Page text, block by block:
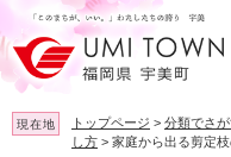
ー
ジ
の
先
頭
ニ
ュ
ー
を
飛
現在地 トップページ > 分類でさ
し方 > 家庭から出る剪定